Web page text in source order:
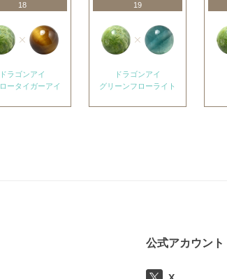
18
ドラゴンアイ
ータイガーアイ
19
ドラゴンアイ
グリーンフローライト
公式アカウント